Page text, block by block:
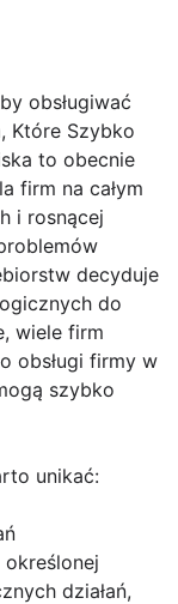
obsługiwać
Które Szybko
to obecnie
firm na całym
i rosnącej
decyduje
do
wiele firm
obsługi firmy w
szybko
unikać:
działań,